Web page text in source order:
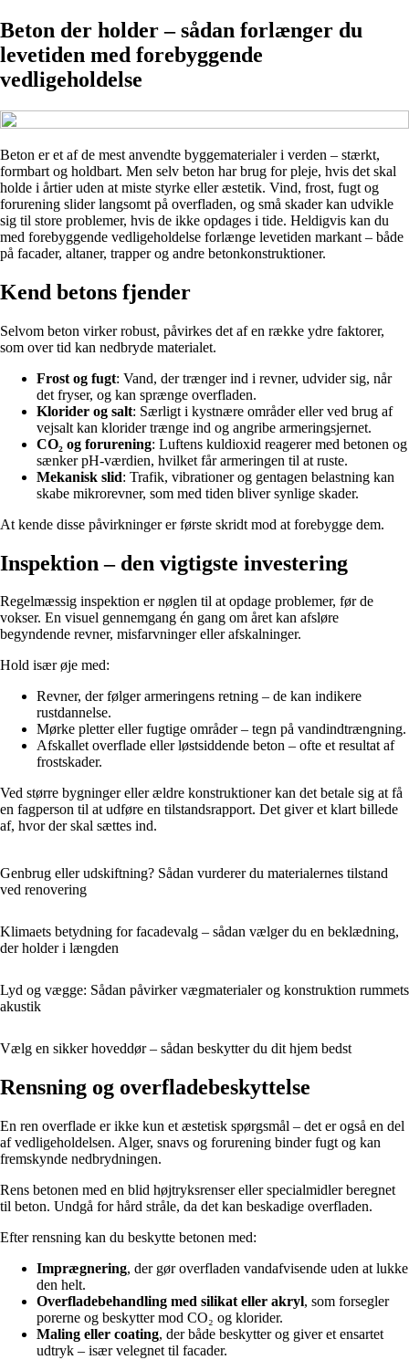
Beton der holder – sådan forlænger du
levetiden med forebyggende
vedligeholdelse
Beton er et af de mest anvendte byggematerialer i verden – stærkt,
formbart og holdbart. Men selv beton har brug for pleje, hvis det skal
holde i årtier uden at miste styrke eller æstetik. Vind, frost, fugt og
forurening slider langsomt på overfladen, og små skader kan udvikle
sig til store problemer, hvis de ikke opdages i tide. Heldigvis kan du
med forebyggende vedligeholdelse forlænge levetiden markant – både
på facader, altaner, trapper og andre betonkonstruktioner.
Kend betons fjender
Selvom beton virker robust, påvirkes det af en række ydre faktorer,
som over tid kan nedbryde materialet.
Frost og fugt: Vand, der trænger ind i revner, udvider sig, når
det fryser, og kan sprænge overfladen.
Klorider og salt: Særligt i kystnære områder eller ved brug af
vejsalt kan klorider trænge ind og angribe armeringsjernet.
CO₂ og forurening: Luftens kuldioxid reagerer med betonen og
sænker pH-værdien, hvilket får armeringen til at ruste.
Mekanisk slid: Trafik, vibrationer og gentagen belastning kan
skabe mikrorevner, som med tiden bliver synlige skader.
At kende disse påvirkninger er første skridt mod at forebygge dem.
Inspektion – den vigtigste investering
Regelmæssig inspektion er nøglen til at opdage problemer, før de
vokser. En visuel gennemgang én gang om året kan afsløre
begyndende revner, misfarvninger eller afskalninger.
Hold især øje med:
Revner, der følger armeringens retning – de kan indikere
rustdannelse.
Mørke pletter eller fugtige områder – tegn på vandindtrængning.
Afskallet overflade eller løstsiddende beton – ofte et resultat af
frostskader.
Ved større bygninger eller ældre konstruktioner kan det betale sig at få
en fagperson til at udføre en tilstandsrapport. Det giver et klart billede
af, hvor der skal sættes ind.
Genbrug eller udskiftning? Sådan vurderer du materialernes tilstand
ved renovering
Klimaets betydning for facadevalg – sådan vælger du en beklædning,
der holder i længden
Lyd og vægge: Sådan påvirker vægmaterialer og konstruktion rummets
akustik
Vælg en sikker hoveddør – sådan beskytter du dit hjem bedst
Rensning og overfladebeskyttelse
En ren overflade er ikke kun et æstetisk spørgsmål – det er også en del
af vedligeholdelsen. Alger, snavs og forurening binder fugt og kan
fremskynde nedbrydningen.
Rens betonen med en blid højtryksrenser eller specialmidler beregnet
til beton. Undgå for hård stråle, da det kan beskadige overfladen.
Efter rensning kan du beskytte betonen med:
Imprægnering, der gør overfladen vandafvisende uden at lukke
den helt.
Overfladebehandling med silikat eller akryl, som forsegler
porerne og beskytter mod CO₂ og klorider.
Maling eller coating, der både beskytter og giver et ensartet
udtryk – især velegnet til facader.